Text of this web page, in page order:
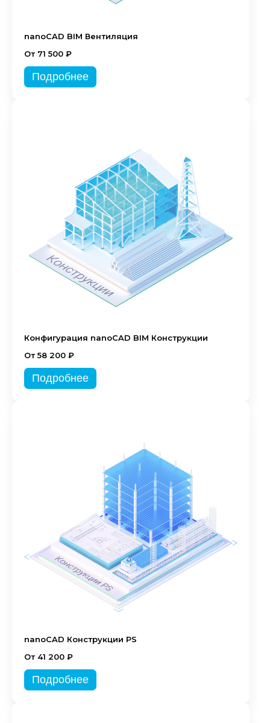
nanoCAD BIM Вентиляция
От 71 500 ₽
Подробнее
Конфигурация nanoCAD BIM Конструкции
От 58 200 ₽
Подробнее
nanoCAD Конструкции PS
От 41 200 ₽
Подробнее